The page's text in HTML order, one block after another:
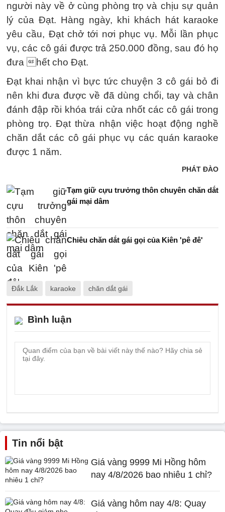
người này về ở cùng phòng trọ và chịu sự quản
lý của Đạt. Hàng ngày, khi khách hát karaoke
yêu cầu, Đạt chở tới nơi phục vụ. Mỗi lần phục
vụ, các cô gái được trả 250.000 đồng, sau đó họ
đưa hết cho Đạt.
Đạt khai nhận vì bực tức chuyện 3 cô gái bỏ đi
nên khi đưa được về đã dùng chổi, tay và chân
đánh đập rồi khóa trái cửa nhốt các cô gái trong
phòng trọ. Đạt thừa nhận việc hoạt động nghề
chăn dắt các cô gái phục vụ các quán karaoke
được 1 năm.
PHÁT ĐÀO
Tạm giữ cựu trưởng thôn chuyên chăn dắt
gái mại dâm
Chiêu chăn dắt gái gọi của Kiên 'pê đê'
Đắk Lắk karaoke chăn dắt gái
Bình luận
Tin nổi bật
Giá vàng 9999 Mi Hồng hôm
nay 4/8/2026 bao nhiêu 1 chỉ?
Giá vàng hôm nay 4/8: Quay